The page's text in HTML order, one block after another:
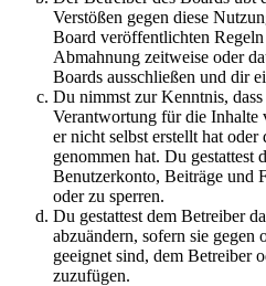
Verstößen gegen diese
Board veröffentlichten
Abmahnung zeitweise oder
Boards ausschließen und dir
Du nimmst zur Kenntnis,
Verantwortung für die Inhalte
er nicht selbst erstellt hat
genommen hat. Du gestattest
Benutzerkonto, Beiträge und
oder zu sperren.
Du gestattest dem Betreiber
abzuändern, sofern sie gegen
geeignet sind, dem Betreiber
zuzufügen.